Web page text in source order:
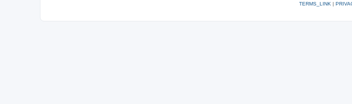
|
TERMS_LINK